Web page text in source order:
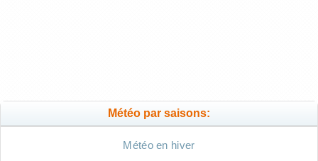
Météo par saisons:
Météo en hiver